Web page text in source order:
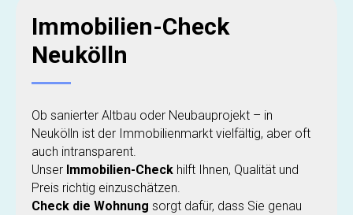
Immobilien-Check
Neukölln
Ob sanierter Altbau oder Neubauprojekt – in
Neukölln ist der Immobilienmarkt vielfältig, aber oft
auch intransparent.
Unser Immobilien-Check hilft Ihnen, Qualität und
Preis richtig einzuschätzen.
Check die Wohnung sorgt dafür, dass Sie genau